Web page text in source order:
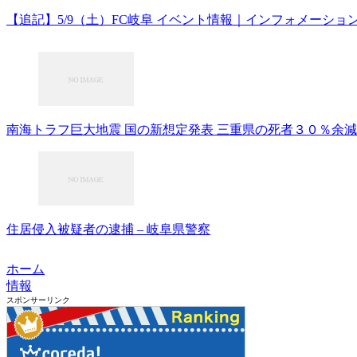
【追記】5/9（土）FC岐阜 イベント情報｜インフォメーショ
南海トラフ巨大地震 国の新想定発表 三重県の死者３０％余減
住居侵入被疑者の逮捕 – 岐阜県警察
ホーム
情報
スポンサーリンク